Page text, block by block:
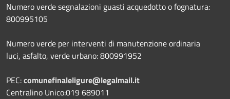
Numero verde segnalazioni guasti acquedotto o fognatura:
800995105
Numero verde per interventi di manutenzione ordinaria
luci, asfalto, verde urbano: 800991952
PEC:comunefinaleligure@legalmail.it
Centralino Unico:019 689011